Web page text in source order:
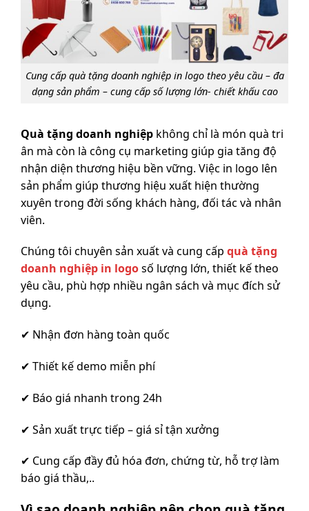
Cung cấp quà tặng doanh nghiệp in logo theo yêu cầu – đa
dạng sản phẩm – cung cấp số lượng lớn- chiết khấu cao
Quà tặng doanh nghiệp không chỉ là món quà tri
ân mà còn là công cụ marketing giúp gia tăng độ
nhận diện thương hiệu bền vững. Việc in logo lên
sản phẩm giúp thương hiệu xuất hiện thường
xuyên trong đời sống khách hàng, đối tác và nhân
viên.
Chúng tôi chuyên sản xuất và cung cấp quà tặng
doanh nghiệp in logosố lượng lớn, thiết kế theo
yêu cầu, phù hợp nhiều ngân sách và mục đích sử
dụng.
✔ Nhận đơn hàng toàn quốc
✔ Thiết kế demo miễn phí
✔ Báo giá nhanh trong 24h
✔ Sản xuất trực tiếp – giá sỉ tận xưởng
✔ Cung cấp đầy đủ hóa đơn, chứng từ, hỗ trợ làm
báo giá thầu,..